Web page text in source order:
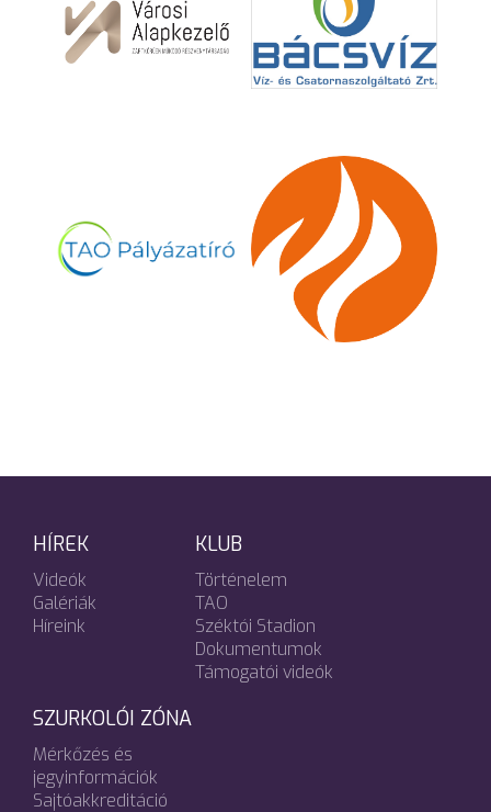
HÍREK
Videók
Galériák
Híreink
KLUB
Történelem
TAO
Széktói Stadion
Dokumentumok
Támogatói videók
SZURKOLÓI ZÓNA
Mérkőzés és
jegyinformációk
Sajtóakkreditáció